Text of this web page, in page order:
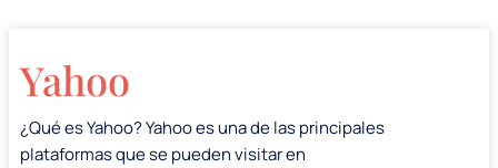
Yahoo
¿Qué es Yahoo? Yahoo es una de las principales
plataformas que se pueden visitar en